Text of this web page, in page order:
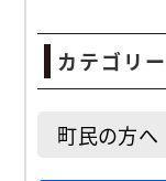
カテゴリー
町民の方へ